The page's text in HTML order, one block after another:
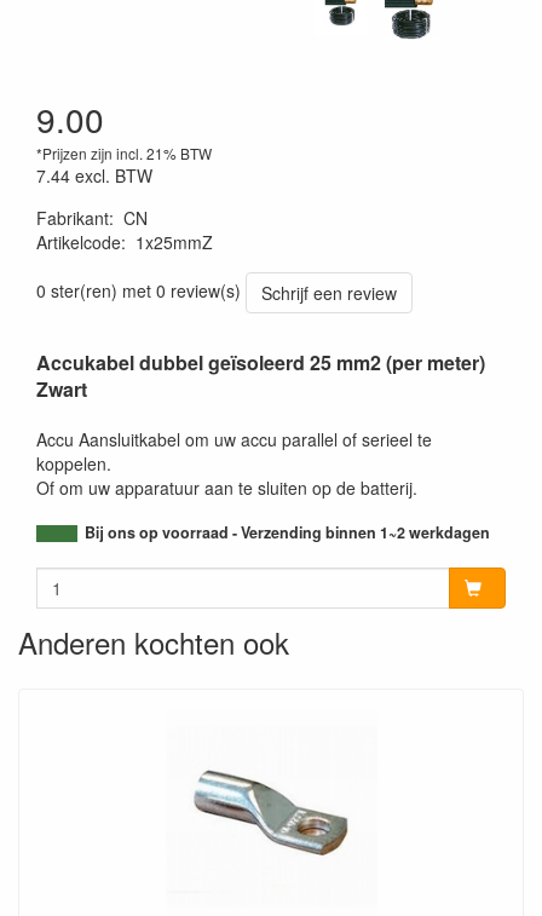
9.00
*Prijzen zijn incl. 21% BTW
7.44 excl. BTW
Fabrikant: CN
Artikelcode: 1x25mmZ
0 ster(ren) met 0 review(s)
Schrijf een review
Accukabel dubbel geïsoleerd 25 mm2 (per meter)
Zwart
Accu Aansluitkabel om uw accu parallel of serieel te
koppelen.
Of om uw apparatuur aan te sluiten op de batterij.
Bij ons op voorraad - Verzending binnen 1~2 werkdagen
Anderen kochten ook